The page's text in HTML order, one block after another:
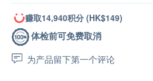
赚取14,940积分 (HK$149)
体检前可免费取消
为产品留下第一个评论